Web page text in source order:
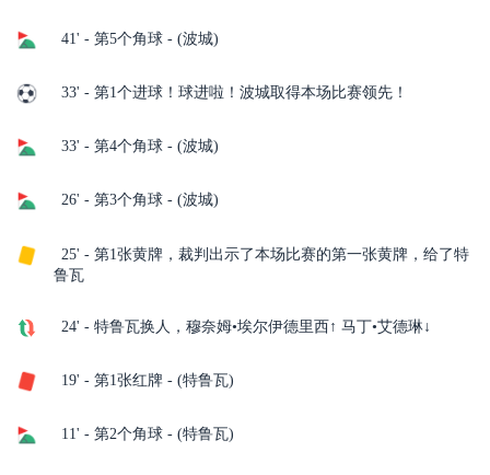
41' - 第5个角球 - (波城)
33' - 第1个进球！球进啦！波城取得本场比赛领先！
33' - 第4个角球 - (波城)
26' - 第3个角球 - (波城)
25' - 第1张黄牌，裁判出示了本场比赛的第一张黄牌，给了特
鲁瓦
24' - 特鲁瓦换人，穆奈姆•埃尔伊德里西↑ 马丁•艾德琳↓
19' - 第1张红牌 - (特鲁瓦)
11' - 第2个角球 - (特鲁瓦)